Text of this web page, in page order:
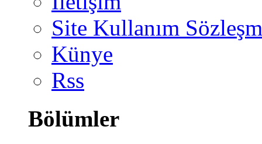
Site Kullanım
Künye
Rss
Bölümler